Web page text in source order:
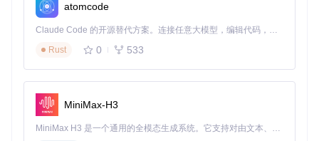
能客服系统。当用户发送咨询消息时，系统能够自动识别问题
意图，调取相关知识库，生成准确的回复。对于复杂问题，还
可以自动转接人工客服，实现高效的客户服务。
内容创作与分发助手
：借助WeChatFerry的文件发送功能和G
时，系统自动生成文章、图片或视频，并发送到指定的群组或
好友。这对于自媒体运营者和内容创作者来说，无疑是提升效
率的利器。
atomcode
Claude Code 的开源替代方案。连接任意大模型，编辑代码，运行命令，自动验证 — 全自动执行。用 Rust 构建，极致性能。 ｜ An open-source alternative to Claude Code. Connect any LLM, edit code, run commands, and verify changes — autonomously. Built in Rust for speed. Get Started
Rust
0 533
MiniMax-H3
MiniMax H3 是一个通用的全模态生成系统。它支持对由文本、图像、视频和音频组成的多模态上下文进行统一理解，并能生成分辨率高达 2K、时长可达 15 秒的带原生立体声音频的视频。得益于面向任务泛化的系统设计，H3 在预训练阶段就已具备广泛的多模态上下文理解与生成能力，能够出色地执行复杂的多模态指令。